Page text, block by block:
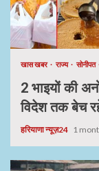
खास खबर राज्य सोनीपत
2 भाइयों की
विदेश तक बेच
हरियाणा न्यूज़24 1